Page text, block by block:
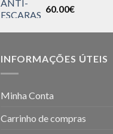
60.00€
INFORMAÇÕES ÚTEIS
Minha Conta
Carrinho de compras